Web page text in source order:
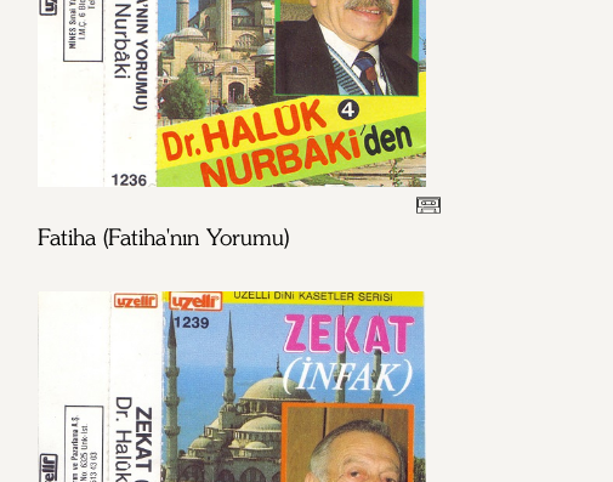
Fatiha (Fatiha'nın Yorumu)